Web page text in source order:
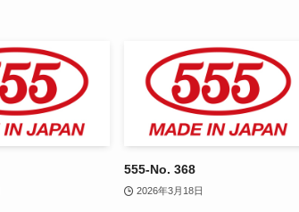
555-No. 368
2026年3月18日